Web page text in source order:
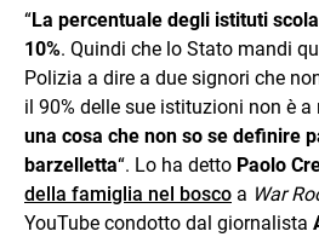
“La percentuale degli istituti
10%. Quindi che lo Stato mandi
Polizia a dire a due signori che
il 90% delle sue istituzioni non è a
una cosa che non so se definire
barzelletta“. Lo ha detto Paolo
della famiglia nel bosco a War
YouTube condotto dal giornalista